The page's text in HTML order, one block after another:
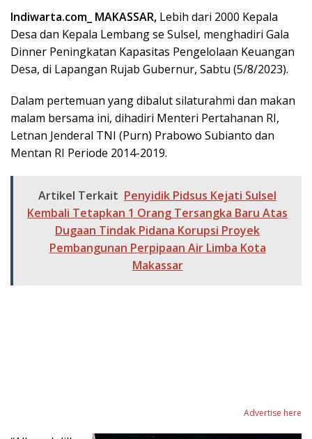
Indiwarta.com_ MAKASSAR, Lebih dari 2000 Kepala
Desa dan Kepala Lembang se Sulsel, menghadiri Gala
Dinner Peningkatan Kapasitas Pengelolaan Keuangan
Desa, di Lapangan Rujab Gubernur, Sabtu (5/8/2023).
Dalam pertemuan yang dibalut silaturahmi dan makan
malam bersama ini, dihadiri Menteri Pertahanan RI,
Letnan Jenderal TNI (Purn) Prabowo Subianto dan
Mentan RI Periode 2014-2019.
Artikel Terkait Penyidik Pidsus Kejati Sulsel
Kembali Tetapkan 1 Orang Tersangka Baru Atas
Dugaan Tindak Pidana Korupsi Proyek
Pembangunan Perpipaan Air Limba Kota
Makassar
Advertise here